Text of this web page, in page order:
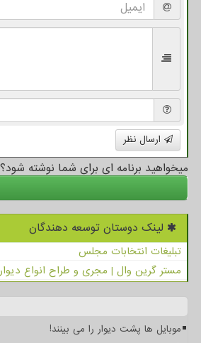
ارسال نظر
میخواهید برنامه ای برای شما نوشته شود؟
لینک دوستان توسعه دهندگان
تبلیغات انتخابات مجلس
مستر گرین وال | مجری و طراح انواع
موبایل ها پشت دیوار را می بینند!